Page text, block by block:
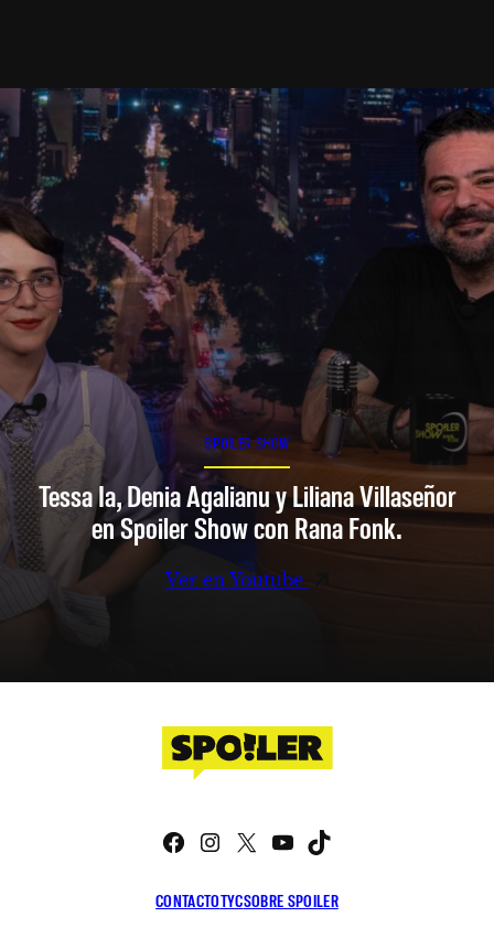
SPOILER SHOW
Tessa Ia, Denia Agalianu y Liliana Villaseñor
en Spoiler Show con Rana Fonk.
Ver en Youtube
CONTACTOTYCSOBRE SPOILER
Facebook
Instagram
X YouTube